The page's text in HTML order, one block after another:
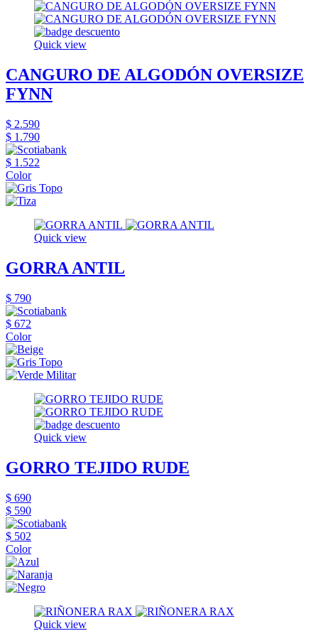
Quick view
CANGURO DE ALGODÓN OVERSIZE
FYNN
$ 2.590
$ 1.790
$ 1.522
Color
Quick view
GORRA ANTIL
$ 790
$ 672
Color
Quick view
GORRO TEJIDO RUDE
$ 690
$ 590
$ 502
Color
Quick view